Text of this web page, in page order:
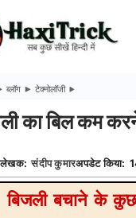
ब्लॉग टेक्नोलॉजी
का बिल कम
लेखक: संदीप कुमारअपडेट किया:
बिजली बचाने के